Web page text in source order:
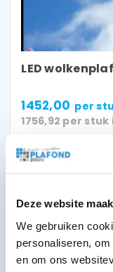
Deze website
We gebruiken
personaliseren,
en om ons
LED
1452,00 per
1756,92 per stuk